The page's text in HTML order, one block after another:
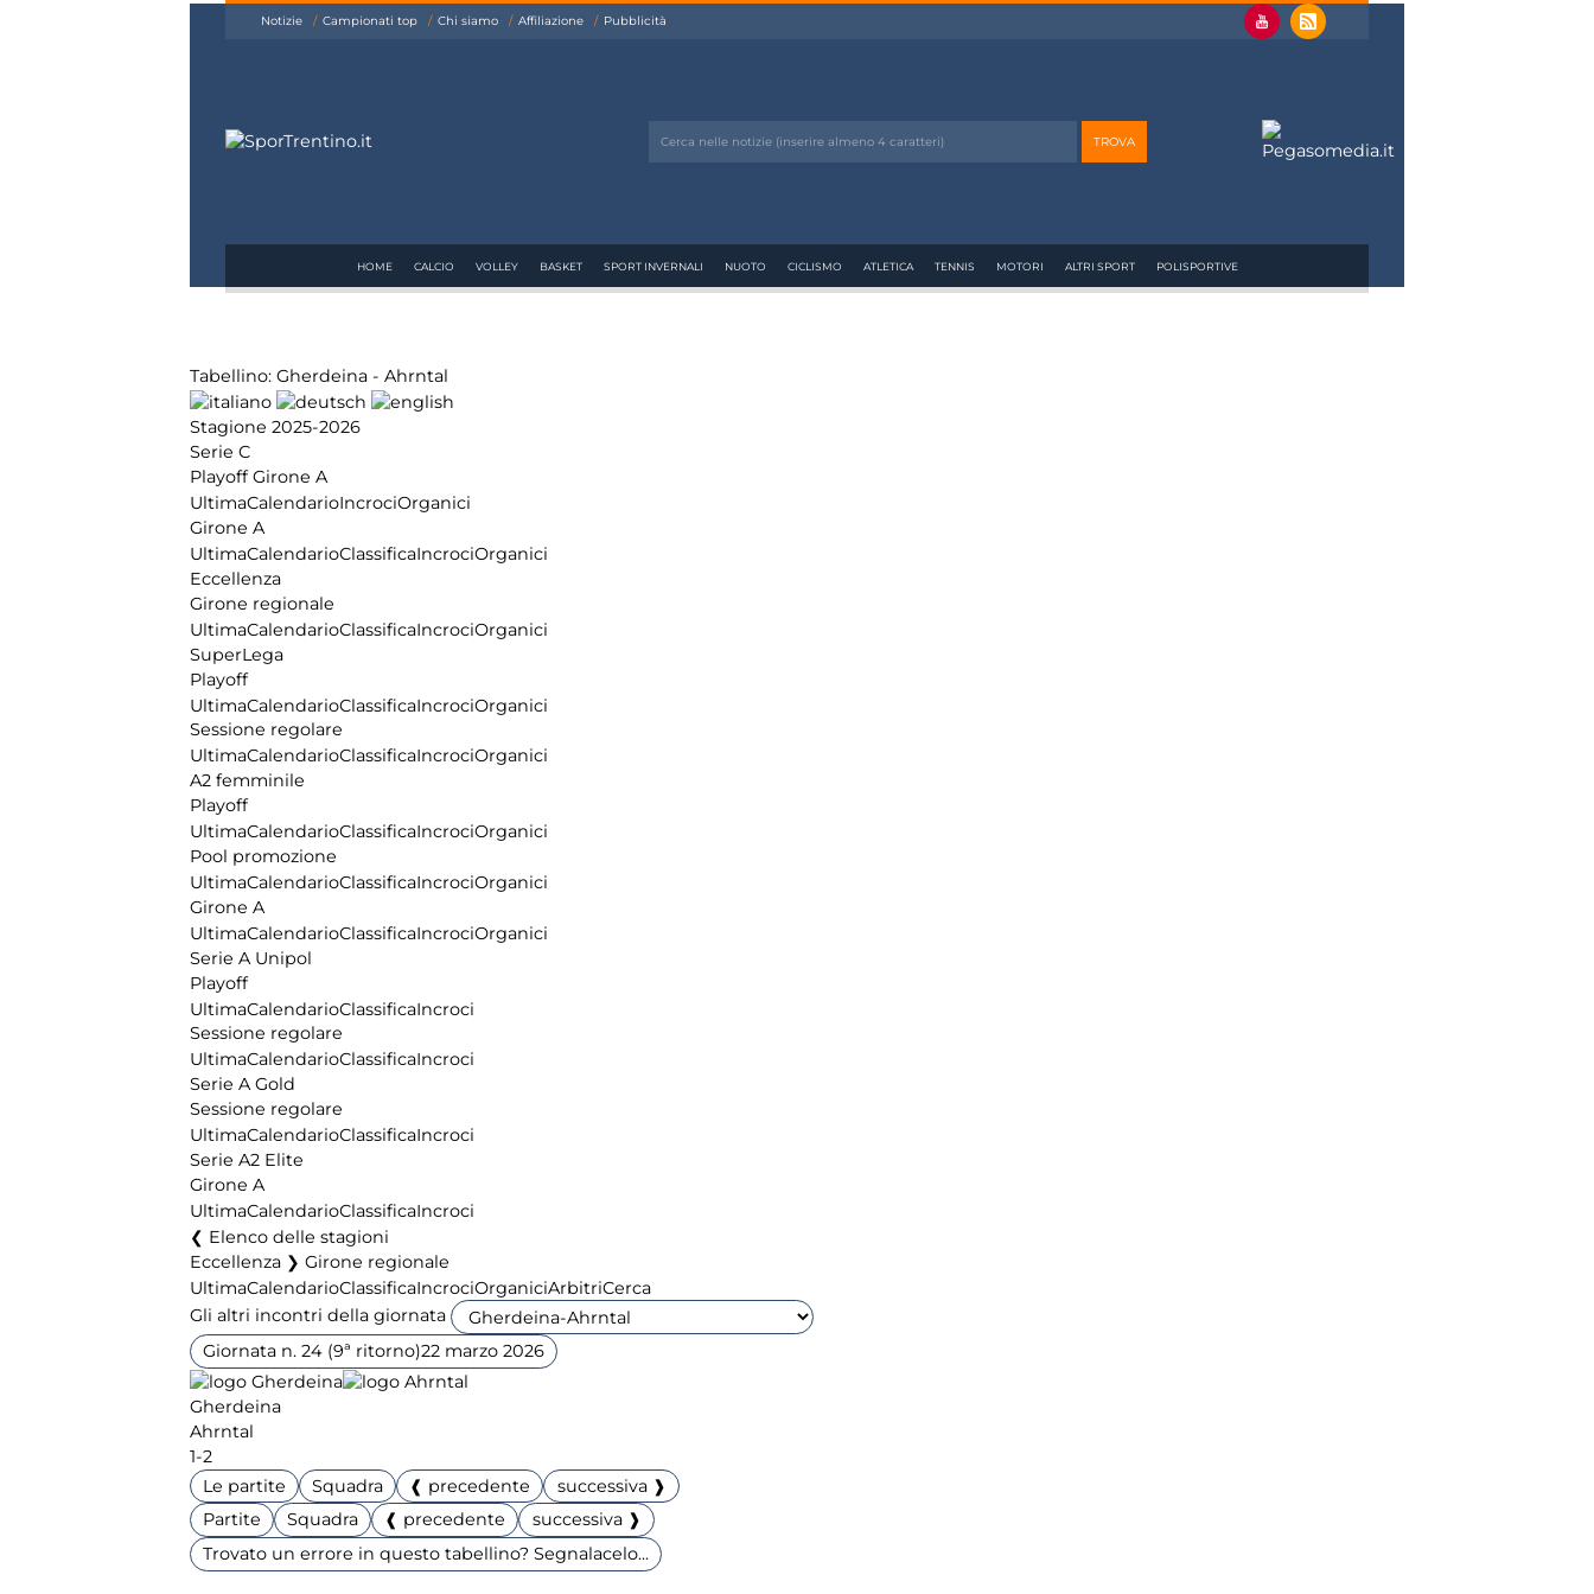
Notizie Campionati top Chi siamo Affiliazione Pubblicità
HOME CALCIO VOLLEY BASKET SPORT INVERNALI NUOTO CICLISMO ATLETICA TENNIS MOTORI ALTRI SPORT POLISPORTIVE
Tabellino: Gherdeina - Ahrntal
Stagione 2025-2026
Serie C
Playoff Girone A
UltimaCalendarioIncrociOrganici
Girone A
UltimaCalendarioClassificaIncrociOrganici
Eccellenza
Girone regionale
UltimaCalendarioClassificaIncrociOrganici
SuperLega
Playoff
UltimaCalendarioClassificaIncrociOrganici
Sessione regolare
UltimaCalendarioClassificaIncrociOrganici
A2 femminile
Playoff
UltimaCalendarioClassificaIncrociOrganici
Pool promozione
UltimaCalendarioClassificaIncrociOrganici
Girone A
UltimaCalendarioClassificaIncrociOrganici
Serie A Unipol
Playoff
UltimaCalendarioClassificaIncroci
Sessione regolare
UltimaCalendarioClassificaIncroci
Serie A Gold
Sessione regolare
UltimaCalendarioClassificaIncroci
Serie A2 Elite
Girone A
UltimaCalendarioClassificaIncroci
Elenco delle stagioni
Eccellenza ❯ Girone regionale
UltimaCalendarioClassificaIncrociOrganiciArbitriCerca
Gli altri incontri della giornata
Giornata n. 24 (9ª ritorno)22 marzo 2026
Gherdeina
Ahrntal
1-2
Le partite
Squadra ❰ precedente
successiva ❱
Partite
Squadra ❰ precedente
successiva ❱
Trovato un errore in questo tabellino? Segnalacelo...